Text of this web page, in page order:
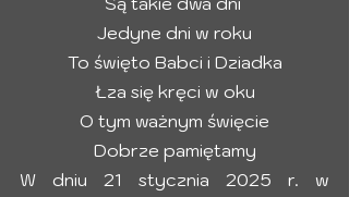
Jedyne dni w roku
To święto Babci i Dziadka
Łza się kręci w oku
O tym ważnym święcie
Dobrze pamiętamy
W dniu 21 stycznia 2025 r. w